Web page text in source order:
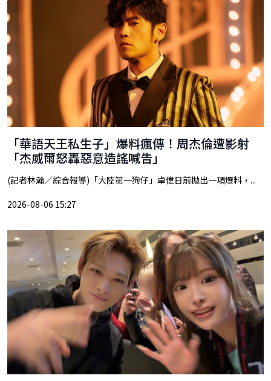
「華語天王私生子」爆料瘋傳！周杰倫遭影射
「杰威爾怒轟惡意造謠喊告」
(記者林瀚／綜合報導)「大陸第一狗仔」卓偉日前拋出一項爆料，...
2026-08-06 15:27